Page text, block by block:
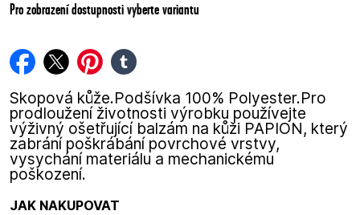
Pro zobrazení dostupnosti vyberte variantu
facebook
twitterpinterest
tumblr
Skopová kůže.Podšívka 100% Polyester.Pro
prodloužení životnosti výrobku používejte
výživný ošetřující balzám na kůži PAPION, který
zabrání poškrábání povrchové vrstvy,
vysychání materiálu a mechanickému
poškození.
JAK NAKUPOVAT